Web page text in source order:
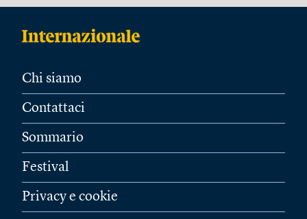
Chi siamo
Contattaci
Sommario
Festival
Privacy e cookie